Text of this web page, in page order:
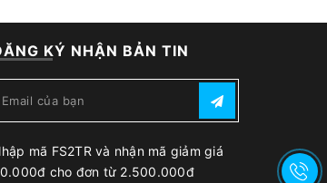
KÝ NHẬN BẢN TIN
mã FS2TR và nhận mã giảm giá
cho đơn từ 2.500.000đ